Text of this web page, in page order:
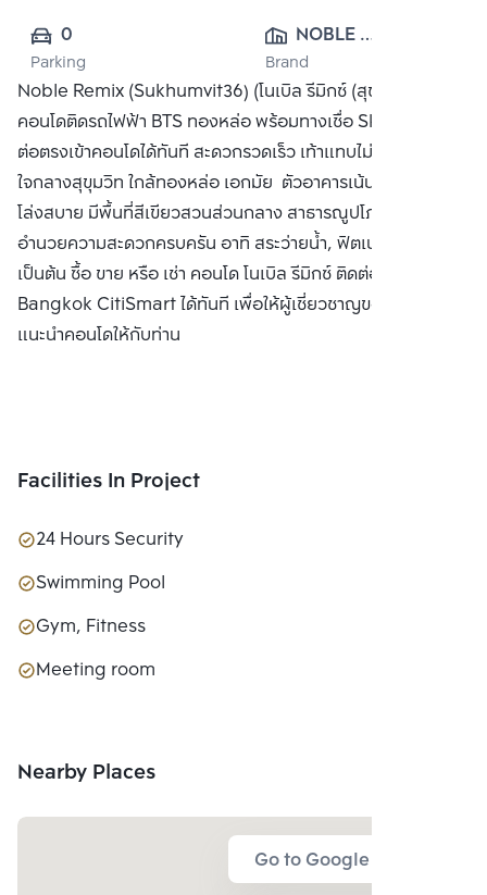
0
Parking
NOBLE
DEVELOPMENT
PUBLIC CO.,
LTD.
Brand
Noble Remix (Sukhumvit36) (โนเบิล รีมิกซ์ (สุขุมวิท 36))
คอนโดติดรถไฟฟ้า BTS ทองหล่อ พร้อมทางเชื่อ Sky Walk เชื่อ
ต่อตรงเข้าคอนโดได้ทันที สะดวกรวดเร็ว เท้าแทบไม่ติดพื้น
ใจกลางสุขุมวิท ใกล้ทองหล่อ เอกมัย ตัวอาคารเน้นความโปร่ง
โล่งสบาย มีพื้นที่สีเขียวสวนส่วนกลาง สาธารณูปโภคและสิ่ง
อำนวยความสะดวกครบครัน อาทิ สระว่ายน้ำ, ฟิตเนส, ห้องสตีม
เป็นต้น ซื้อ ขาย หรือ เช่า คอนโด โนเบิล รีมิกซ์ ติดต่อหาเรา
Bangkok CitiSmart ได้ทันที เพื่อให้ผู้เชี่ยวชาญของเราได้
แนะนำคอนโดให้กับท่าน
Facilities In Project
24 Hours Security
Swimming Pool
Gym, Fitness
Meeting room
Nearby Places
Go to Google Map